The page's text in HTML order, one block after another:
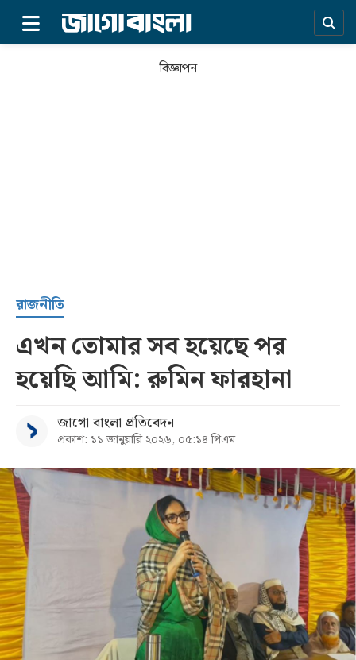
সর্বশেষ
বিভাগ
আর্কাইভ
কনভার্টার
বিজ্ঞাপন
রাজনীতি
এখন তোমার সব হয়েছে পর
হয়েছি আমি: রুমিন ফারহানা
জাগো বাংলা প্রতিবেদন
প্রকাশ: ১১ জানুয়ারি ২০২৬, ০৫:১৪ পিএম